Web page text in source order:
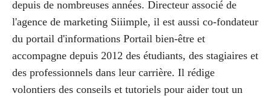
depuis de nombreuses années. Directeur associé de
l'agence de marketing Siiimple, il est aussi co-fondateur
du portail d'informations Portail bien-être et
accompagne depuis 2012 des étudiants, des stagiaires et
des professionnels dans leur carrière. Il rédige
volontiers des conseils et tutoriels pour aider tout un